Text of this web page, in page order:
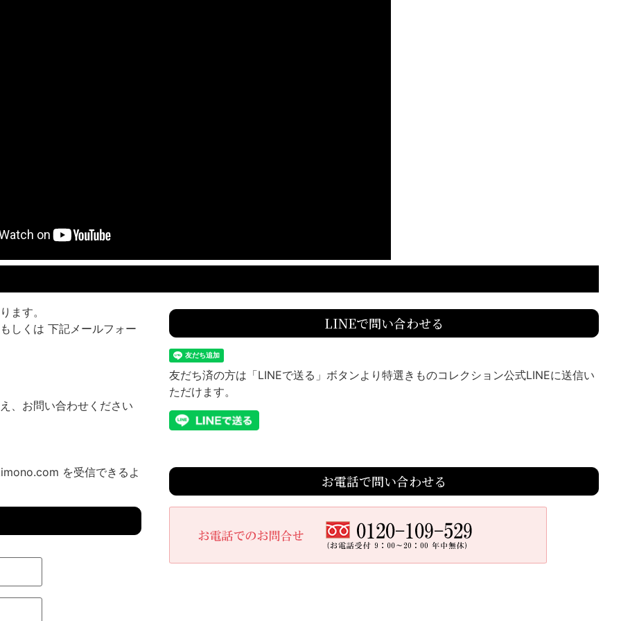
ます。
しくは 下記メールフォー
、お問い合わせください
を受信できるよ
LINEで問い合わせる
友だち済の方は「LINEで送る」ボタンより特選きものコレクション公式LINEに送信い
ただけます。
お電話で問い合わせる